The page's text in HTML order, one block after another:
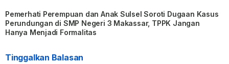
Pemerhati Perempuan dan Anak Sulsel Soroti Dugaan Kasus
Perundungan di SMP Negeri 3 Makassar, TPPK Jangan
Hanya Menjadi Formalitas
Tinggalkan Balasan